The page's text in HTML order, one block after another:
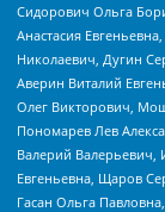
Сидорович Ольга
Анастасия
Николаевич, Дугин
Аверин Виталий
Олег Викторович,
Пономарев Лев
Валерий Валерьевич,
Евгеньевна, Щаров
Гасан Ольга